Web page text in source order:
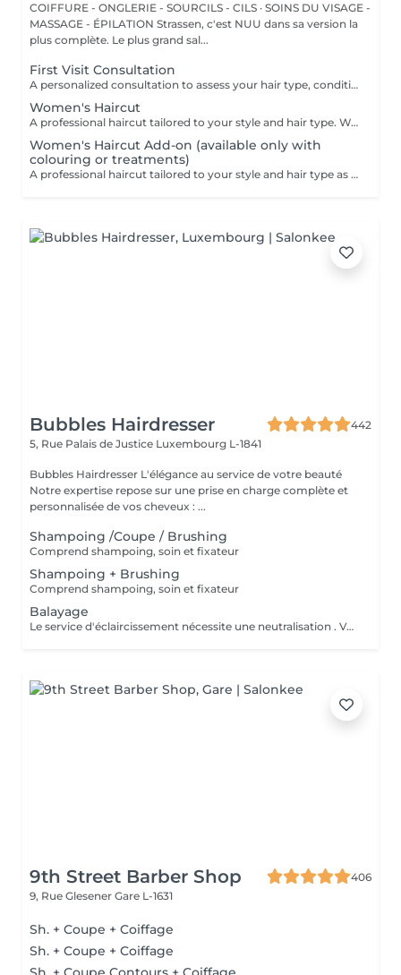
COIFFURE - ONGLERIE - SOURCILS - CILS · SOINS DU VISAGE -
MASSAGE - ÉPILATION Strassen, c'est NUU dans sa version la
plus complète. Le plus grand sal...
First Visit Consultation
A personalized consultation to assess your hair type, condition, and goals helping us recommend the perfect treatments, color, or cut to suit your style and lifestyle.
Women's Haircut
A professional haircut tailored to your style and hair type. We begin with a short consultation to discuss your expectations, followed by a gentle wash while you relax lying comfortably in our Maletti chair, a precise cut, and a smooth blow-dry. We use Dyson Pro tools that protect your hair from excessive heat and deliver a sleek, polished finish. LaBiosthétique care and styling products provide holistic care for hair and scalp, combining scientific research with carefully selected natural ingredients. All brushes are sanitised with Sibel equipment, which effectively removes hair, product buildup, and impurities while reducing bacteria on the brush surface to maintain high hygiene standards for every client. For a more defined final look, styling can be added as an add-on. Simple, Moderate, Complex This grading reflects your hair's individual characteristics, such as texture, density, and length and is assessed by your hairdresser at the start of your visit. Not sure which to choose? We recommend booking Complex. The price will be adjusted after your consultation. Note: This is not related to the difficulty of haircuts or timing.
Women's Haircut Add-on (available only with
colouring or treatments)
A professional haircut tailored to your style and hair type as an add-on to colouring or treatments. We begin with a short consultation to discuss your expectations, followed by a gentle wash while you relax lying comfortably in our Maletti chair, a precise cut, and a smooth blow-dry. We use Dyson Pro tools that protect your hair from excessive heat and deliver a sleek, polished finish. LaBiosthétique care and styling products provide holistic care for hair and scalp, combining scientific research with carefully selected natural ingredients. All brushes are sanitised with Sibel equipment, which effectively removes hair, product buildup, and impurities while reducing bacteria on the brush surface to maintain high hygiene standards for every client. For a more defined final look, styling can be added as an add-on. Simple, Moderate, Complex This grading reflects your hair's individual characteristics, such as texture, density, and length and is assessed by your hairdresser at the start of your visit. Not sure which to choose? We recommend booking Complex. The price will be adjusted after your consultation. Note: This is not related to the difficulty of haircuts or timing.
Bubbles Hairdresser
442
5, Rue Palais de Justice Luxembourg L-1841
Bubbles Hairdresser L'élégance au service de votre beauté
Notre expertise repose sur une prise en charge complète et
personnalisée de vos cheveux : ...
Shampoing /Coupe / Brushing
Comprend shampoing, soin et fixateur
Shampoing + Brushing
Comprend shampoing, soin et fixateur
Balayage
Le service d'éclaircissement nécessite une neutralisation . Veuillez cliquer sur le service Patine/Gloss
9th Street Barber Shop
406
9, Rue Glesener Gare L-1631
Sh. + Coupe + Coiffage
Sh. + Coupe + Coiffage